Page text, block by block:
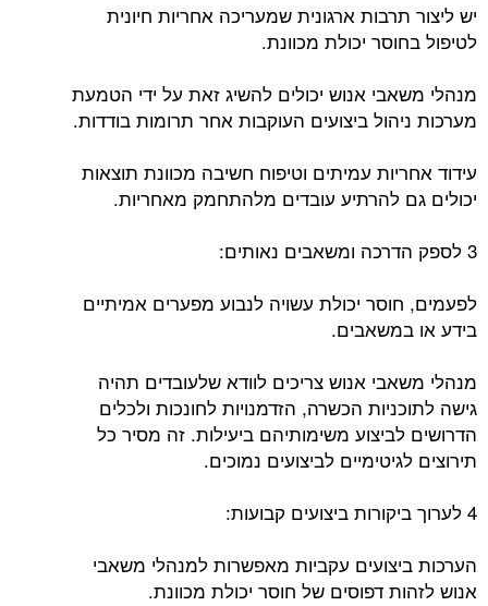
יש ליצור תרבות ארגונית שמעריכה אחריות חיונית
לטיפול בחוסר יכולת מכוונת.
מנהלי משאבי אנוש יכולים להשיג זאת על ידי הטמעת
מערכות ניהול ביצועים העוקבות אחר תרומות בודדות.
עידוד אחריות עמיתים וטיפוח חשיבה מכוונת תוצאות
יכולים גם להרתיע עובדים מלהתחמק מאחריות.
3 לספק הדרכה ומשאבים נאותים:
לפעמים, חוסר יכולת עשויה לנבוע מפערים אמיתיים
בידע או במשאבים.
מנהלי משאבי אנוש צריכים לוודא שלעובדים תהיה
גישה לתוכניות הכשרה, הזדמנויות לחונכות ולכלים
הדרושים לביצוע משימותיהם ביעילות. זה מסיר כל
תירוצים לגיטימיים לביצועים נמוכים.
4 לערוך ביקורות ביצועים קבועות:
הערכות ביצועים עקביות מאפשרות למנהלי משאבי
אנוש לזהות דפוסים של חוסר יכולת מכוונת.